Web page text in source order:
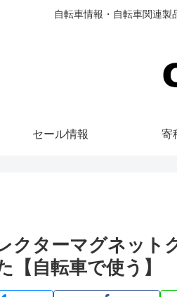
自転車情報・自転車関連
セール情報 寄
クターマグネット
自転車で使う】